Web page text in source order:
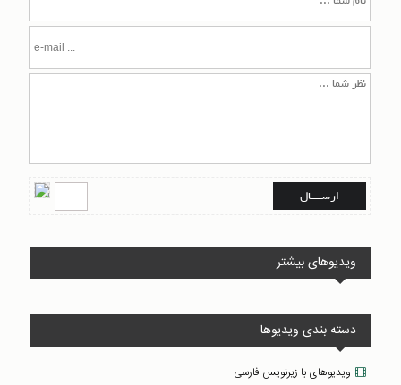
ویدیوهای بیشتر
دسته بندی ویدیوها
ویدیوهای با زیرنویس فارسی